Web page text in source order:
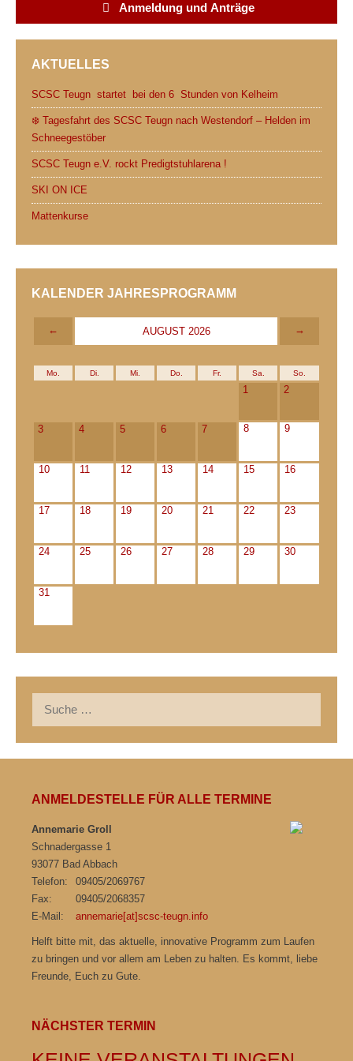
b
o
k
t
r
i
s
p
l
t
Anmeldung und Anträge
AKTUELLES
SCSC Teugn startet bei den 6 Stunden von Kelheim
❄️ Tagesfahrt des SCSC Teugn nach Westendorf – Helden im
Schneegestöber
SCSC Teugn e.V. rockt Predigtstuhlarena !
SKI ON ICE
Mattenkurse
KALENDER JAHRESPROGRAMM
← AUGUST 2026 →
Mo. Di. Mi. Do. Fr. Sa. So.
1 2
3 4 5 6 7 8 9
10 11 12 13 14 15 16
17 18 19 20 21 22 23
24 25 26 27 28 29 30
31
nach:
ANMELDESTELLE FÜR ALLE TERMINE
Annemarie Groll
Schnadergasse 1
93077 Bad Abbach
Telefon:
09405/2069767
Fax:
09405/2068357
E-Mail:
annemarie[at]scsc-teugn.info
Helft bitte mit, das aktuelle, innovative Programm zum Laufen
zu bringen und vor allem am Leben zu halten. Es kommt, liebe
Freunde, Euch zu Gute.
NÄCHSTER TERMIN